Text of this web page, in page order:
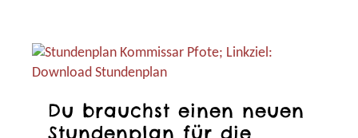
Du brauchst einen neuen
Stundenplan für die